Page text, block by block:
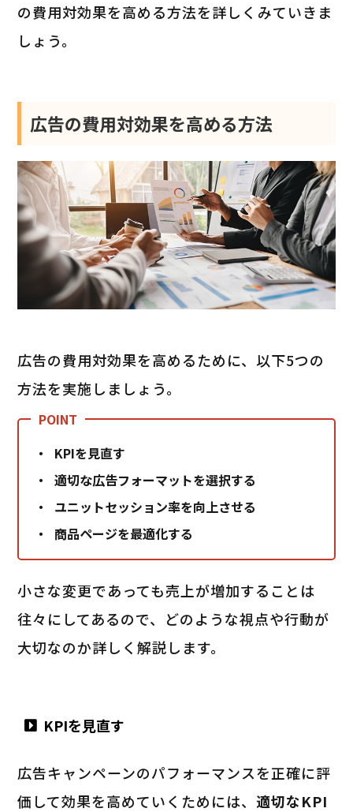
の費用対効果を高める方法を詳しくみていきま
しょう。
広告の費用対効果を高める方法
広告の費用対効果を高めるために、以下5つの
方法を実施しましょう。
KPIを見直す
適切な広告フォーマットを選択する
ユニットセッション率を向上させる
商品ページを最適化する
小さな変更であっても売上が増加することは
往々にしてあるので、どのような視点や行動が
大切なのか詳しく解説します。
KPIを見直す
広告キャンペーンのパフォーマンスを正確に評
価して効果を高めていくためには、 適切なKPI